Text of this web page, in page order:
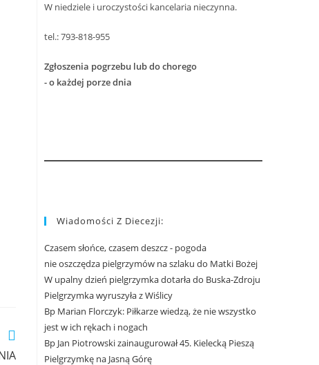
W niedziele i uroczystości kancelaria nieczynna.
tel.: 793-818-955
Zgłoszenia pogrzebu lub do chorego
- o każdej porze dnia
Wiadomości Z Diecezji:
Czasem słońce, czasem deszcz - pogoda
nie oszczędza pielgrzymów na szlaku do Matki Bożej
W upalny dzień pielgrzymka dotarła do Buska-Zdroju
Pielgrzymka wyruszyła z Wiślicy
Bp Marian Florczyk: Piłkarze wiedzą, że nie wszystko
jest w ich rękach i nogach
Bp Jan Piotrowski zainaugurował 45. Kielecką Pieszą
Pielgrzymkę na Jasną Górę